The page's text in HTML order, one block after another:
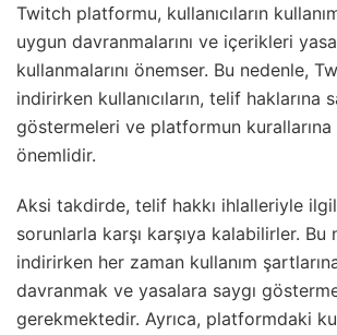
Twitch platformu, kullanıcıların
uygun davranmalarını ve içerikleri
kullanmalarını önemser. Bu nedenle,
indirirken kullanıcıların, telif haklarına
göstermeleri ve platformun kurallarına
önemlidir.
Aksi takdirde, telif hakkı ihlalleriyle
sorunlarla karşı karşıya kalabilirler. Bu
indirirken her zaman kullanım
davranmak ve yasalara saygı
gerekmektedir. Ayrıca, platformdaki